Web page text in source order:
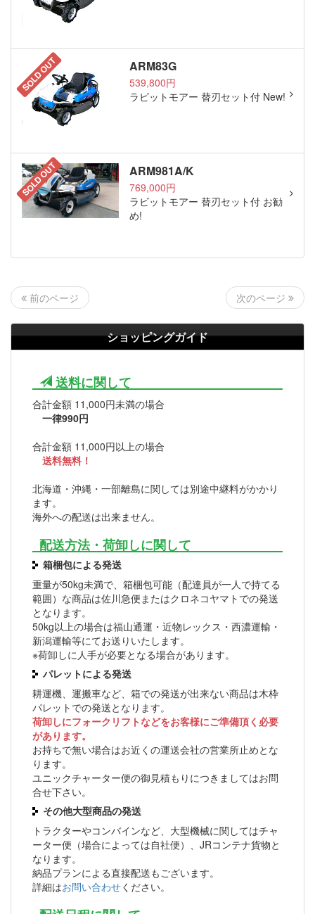
SOLD OUT ARM83G
539,800円
ラビットモアー 替刃セット付 New!
SOLD OUT ARM981A/K
769,000円
ラビットモアー 替刃セット付 お勧
め!
前のページ 次のページ
ショッピングガイド
送料に関して
合計金額 11,000円未満の場合
一律990円
合計金額 11,000円以上の場合
送料無料！
北海道・沖縄・一部離島に関しては別途中継料がかかり
ます。
海外への配送は出来ません。
配送方法・荷卸しに関して
箱梱包による発送
重量が50kg未満で、箱梱包可能（配達員が一人で持てる
範囲）な商品は佐川急便またはクロネコヤマトでの発送
となります。
50kg以上の場合は福山通運・近物レックス・西濃運輸・
新潟運輸等にてお送りいたします。
※荷卸しに人手が必要となる場合があります。
パレットによる発送
耕運機、運搬車など、箱での発送が出来ない商品は木枠
パレットでの発送となります。
荷卸しにフォークリフトなどをお客様にご準備頂く必要
があります。
お持ちで無い場合はお近くの運送会社の営業所止めとな
ります。
ユニックチャーター便の御見積もりにつきましてはお問
合せ下さい。
その他大型商品の発送
トラクターやコンバインなど、大型機械に関してはチャ
ーター便（場合によっては自社便）、JRコンテナ貨物と
なります。
納品プランによる直接配送もございます。
詳細はお問い合わせください。